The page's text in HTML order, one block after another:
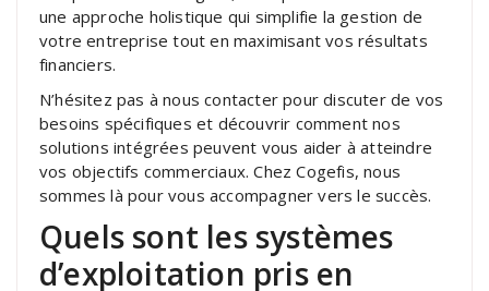
une approche holistique qui simplifie la gestion de
votre entreprise tout en maximisant vos résultats
financiers.
N’hésitez pas à nous contacter pour discuter de vos
besoins spécifiques et découvrir comment nos
solutions intégrées peuvent vous aider à atteindre
vos objectifs commerciaux. Chez Cogefis, nous
sommes là pour vous accompagner vers le succès.
Quels sont les systèmes
d’exploitation pris en